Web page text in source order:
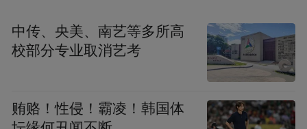
较多，他代表草根阶级的声音比较多，这是
他获胜的很大原因。站在了特朗普这边的有
主义，另外就是农村的零散选票，有点农村
中传、央美、南艺等多所高
校部分专业取消艺考
贿赂！性侵！霸凌！韩国体